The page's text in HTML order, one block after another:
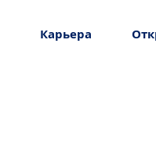
Карьера